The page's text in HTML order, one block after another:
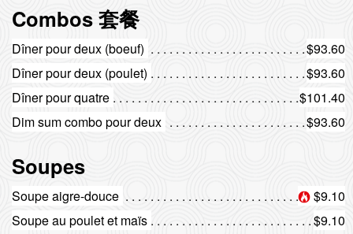
Combos 套餐
Dîner pour deux (boeuf)
$93.60
Dîner pour deux (poulet)
$93.60
Dîner pour quatre
$101.40
Dim sum combo pour deux
$93.60
Soupes
Soupe aigre-douce
$9.10
Soupe au poulet et maïs
$9.10